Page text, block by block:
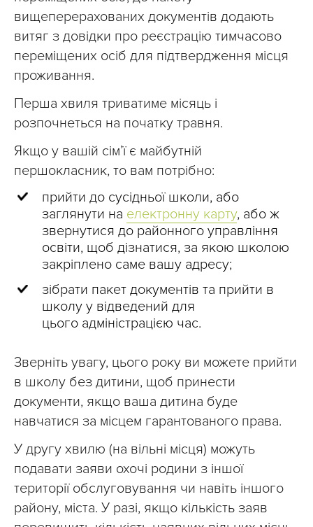
вищеперерахованих документів додають
витяг з довідки про реєстрацію тимчасово
переміщених осіб для підтвердження місця
проживання.
Перша хвиля триватиме місяць і
розпочнеться на початку травня.
Якщо у вашій сім’ї є майбутній
першокласник, то вам потрібно:
прийти до сусідньої школи, або
заглянути на електронну карту, або ж
звернутися до районного управління
освіти, щоб дізнатися, за якою школою
закріплено саме вашу адресу;
зібрати пакет документів та прийти в
школу у відведений для
цього адміністрацією час.
Зверніть увагу, цього року ви можете прийти
в школу без дитини, щоб принести
документи, якщо ваша дитина буде
навчатися за місцем гарантованого права.
У другу хвилю (на вільні місця) можуть
подавати заяви охочі родини з іншої
території обслуговування чи навіть іншого
району, міста. У разі, якщо кількість заяв